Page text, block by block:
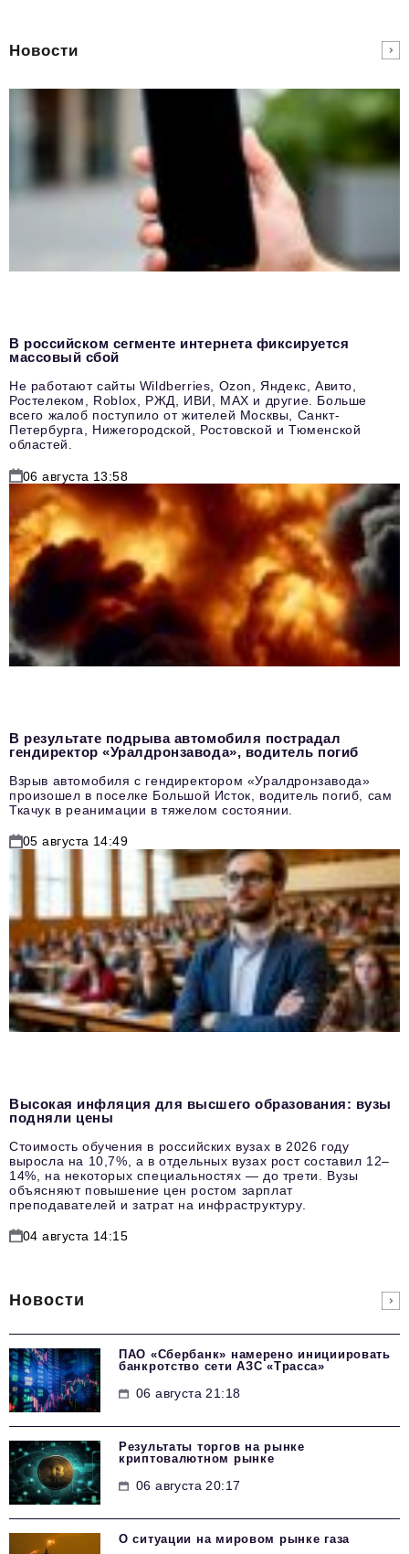
Новости
В российском сегменте интернета фиксируется
массовый сбой
Не работают сайты Wildberries, Ozon, Яндекс, Авито,
Ростелеком, Roblox, РЖД, ИВИ, MAX и другие. Больше
всего жалоб поступило от жителей Москвы, Санкт-
Петербурга, Нижегородской, Ростовской и Тюменской
областей.
06 августа 13:58
В результате подрыва автомобиля пострадал
гендиректор «Уралдронзавода», водитель погиб
Взрыв автомобиля с гендиректором «Уралдронзавода»
произошел в поселке Большой Исток, водитель погиб, сам
Ткачук в реанимации в тяжелом состоянии.
05 августа 14:49
Высокая инфляция для высшего образования: вузы
подняли цены
Стоимость обучения в российских вузах в 2026 году
выросла на 10,7%, а в отдельных вузах рост составил 12–
14%, на некоторых специальностях — до трети. Вузы
объясняют повышение цен ростом зарплат
преподавателей и затрат на инфраструктуру.
04 августа 14:15
Новости
ПАО «Сбербанк» намерено инициировать
банкротство сети АЗС «Трасса»
06 августа 21:18
Результаты торгов на рынке
криптовалютном рынке
06 августа 20:17
О ситуации на мировом рынке газа